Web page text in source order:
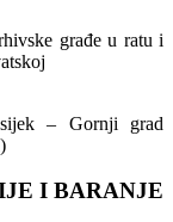
građe u ratu i
– Gornji grad
I BARANJE